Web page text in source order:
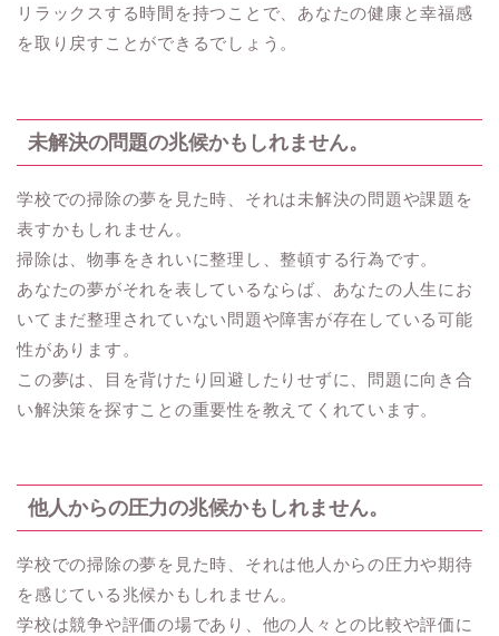
リラックスする時間を持つことで、あなたの健康と幸福感
を取り戻すことができるでしょう。
未解決の問題の兆候かもしれません。
学校での掃除の夢を見た時、それは未解決の問題や課題を
表すかもしれません。
掃除は、物事をきれいに整理し、整頓する行為です。
あなたの夢がそれを表しているならば、あなたの人生にお
いてまだ整理されていない問題や障害が存在している可能
性があります。
この夢は、目を背けたり回避したりせずに、問題に向き合
い解決策を探すことの重要性を教えてくれています。
他人からの圧力の兆候かもしれません。
学校での掃除の夢を見た時、それは他人からの圧力や期待
を感じている兆候かもしれません。
学校は競争や評価の場であり、他の人々との比較や評価に